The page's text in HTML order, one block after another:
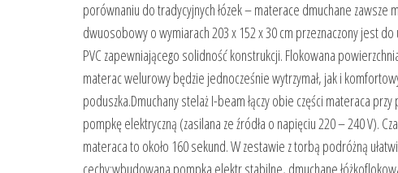
porównaniu do tradycyjnych łózek – materace dmuchane zawsze
dwuosobowy o wymiarach 203 x 152 x 30 cm przeznaczony jest
PVC zapewniającego solidność konstrukcji. Flokowana
materac welurowy będzie jednocześnie wytrzymał, jak i
poduszka.Dmuchany stelaż I-beam łączy obie części materaca
pompkę elektryczną (zasilana ze źródła o napięciu 220 – 240 V).
materaca to około 160 sekund. W zestawie z torbą podróżną
cechy:wbudowana pompka elektr.stabilne, dmuchane